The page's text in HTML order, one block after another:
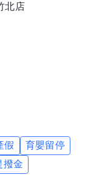
北店
假
育嬰留停
撥金